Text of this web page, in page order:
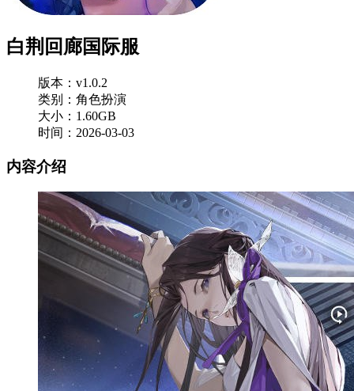
白荆回廊国际服
版本：v1.0.2
类别：角色扮演
大小：1.60GB
时间：2026-03-03
内容介绍